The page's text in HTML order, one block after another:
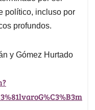
político, incluso por
profundos.
y Gómez Hurtado